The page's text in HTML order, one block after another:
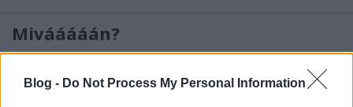
Blog - Do Not Process My Personal Information
Mivááááán?
bozon•2010. november 11. 2